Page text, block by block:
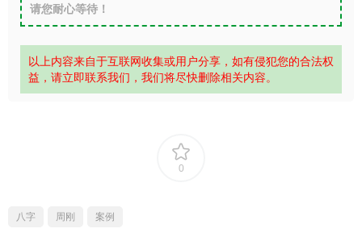
请您耐心等待！
以上内容来自于互联网收集或用户分享，如有侵犯您的合法权
益，请立即联系我们，我们将尽快删除相关内容。
0
八字 周刚 案例